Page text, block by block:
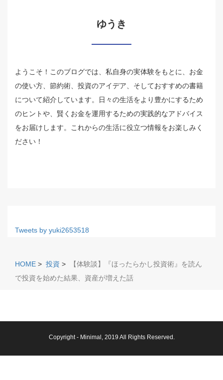
ゆうき
ようこそ！このブログでは、私自身の実体験をもとに、お金
の使い方、節約術、投資のアイデア、そしておすすめの書籍
について紹介しています。日々の生活をより豊かにするため
のヒントや、賢くお金を運用するための実践的なアドバイス
をお届けします。これからの生活に役立つ情報をお楽しみく
ださい！
Tweets by yuki2653518
HOME > 投資 >
【体験談】『ほったらかし投資術』を読ん
で投資を始めた結果、資産が増えた話
Copyright - Minimal , 2019 All Rights Reserved.